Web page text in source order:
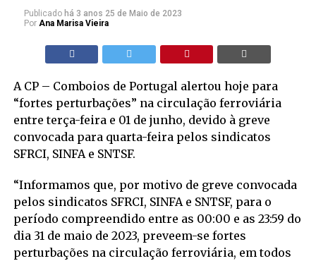
Publicado há 3 anos 25 de Maio de 2023
Por Ana Marisa Vieira
A CP – Comboios de Portugal alertou hoje para
“fortes perturbações” na circulação ferroviária
entre terça-feira e 01 de junho, devido à greve
convocada para quarta-feira pelos sindicatos
SFRCI, SINFA e SNTSF.
“Informamos que, por motivo de greve convocada
pelos sindicatos SFRCI, SINFA e SNTSF, para o
período compreendido entre as 00:00 e as 23:59 do
dia 31 de maio de 2023, preveem-se fortes
perturbações na circulação ferroviária, em todos